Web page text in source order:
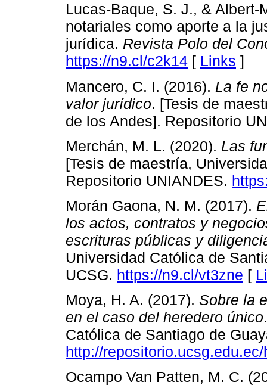
Lucas-Baque, S. J., &
notariales como aporte a la
jurídica. Revista Polo del
https://n9.cl/c2k14 [ Links ]
Mancero, C. I. (2016). La fe
valor jurídico. [Tesis de
de los Andes]. Repositorio
Merchán, M. L. (2020). Las
[Tesis de maestría,
Repositorio UNIANDES.
Morán Gaona, N. M. (2017).
los actos, contratos y
escrituras públicas y
Universidad Católica de
UCSG. https://n9.cl/vt3zne [
Moya, H. A. (2017). Sobre la
en el caso del heredero único
Católica de Santiago de
http://
Ocampo Van Patten, M. C.